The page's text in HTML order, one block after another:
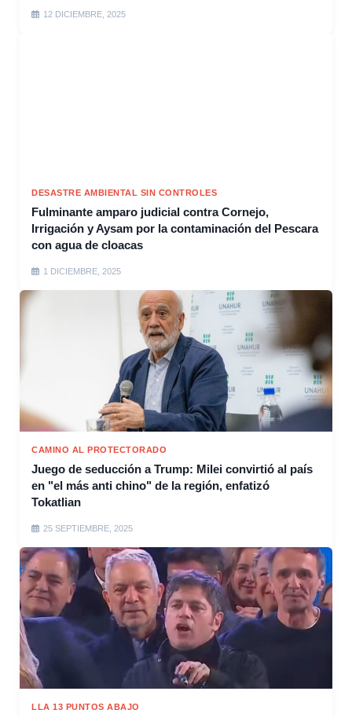
12 DICIEMBRE, 2025
DESASTRE AMBIENTAL SIN CONTROLES
Fulminante amparo judicial contra Cornejo,
Irrigación y Aysam por la contaminación del Pescara
con agua de cloacas
1 DICIEMBRE, 2025
CAMINO AL PROTECTORADO
Juego de seducción a Trump: Milei convirtió al país
en "el más anti chino" de la región, enfatizó
Tokatlian
25 SEPTIEMBRE, 2025
LLA 13 PUNTOS ABAJO